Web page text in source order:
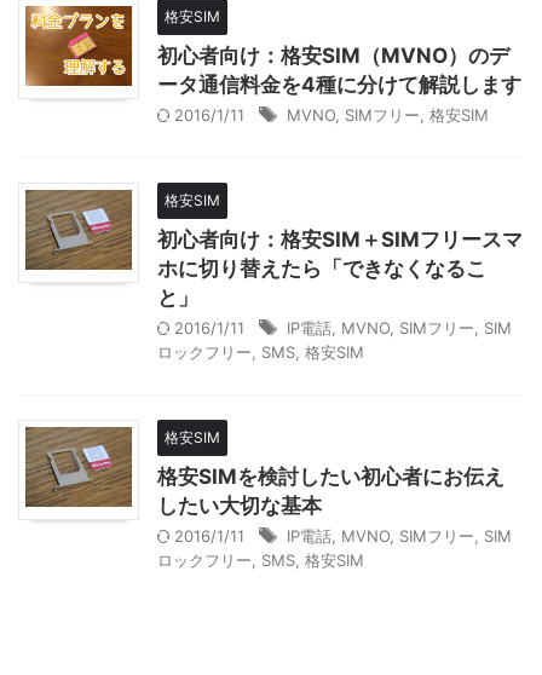
格安SIM
初心者向け：格安SIM（MVNO）のデ
ータ通信料金を4種に分けて解説します
2016/1/11 MVNO SIMフリー 格安SIM
格安SIM
初心者向け：格安SIM＋SIMフリースマ
ホに切り替えたら「できなくなるこ
と」
2016/1/11 IP電話 MVNO SIMフリー
SIM
ロックフリー
SMS 格安SIM
格安SIM
格安SIMを検討したい初心者にお伝え
したい大切な基本
2016/1/11 IP電話 MVNO SIMフリー
SIM
ロックフリー
SMS 格安SIM